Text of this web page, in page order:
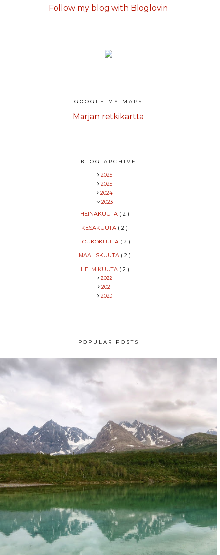
Follow my blog with Bloglovin
GOOGLE MY MAPS
Marjan retkikartta
BLOG ARCHIVE
2026
2025
2024
2023
HEINÄKUUTA ( 2 )
KESÄKUUTA ( 2 )
TOUKOKUUTA ( 2 )
MAALISKUUTA ( 2 )
HELMIKUUTA ( 2 )
2022
2021
2020
POPULAR POSTS